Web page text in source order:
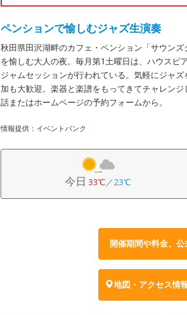
ペンションで愉しむジャズ生演奏
秋田県田沢湖畔のカフェ・ペンション「サウン
を愉しむ大人の夜。毎月第1土曜日は、ハウスピ
ジャムセッションが行われている。気軽にジャ
加も大歓迎。楽器と楽譜をもってきてチャレン
話またはホームページの予約フォームから。
情報提供：イベントバンク
今日 33℃／23℃
開催期間や料金、
地図・アクセス情